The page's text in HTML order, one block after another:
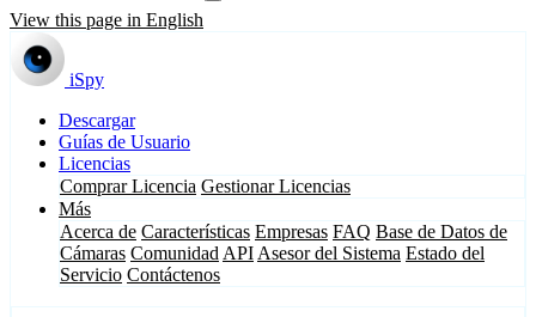
View this page in English
iSpy
Descargar
Guías de Usuario
Licencias
Comprar Licencia Gestionar Licencias
Más
Acerca de Características Empresas FAQ Base de Datos de
Cámaras Comunidad API Asesor del Sistema Estado del
Servicio Contáctenos